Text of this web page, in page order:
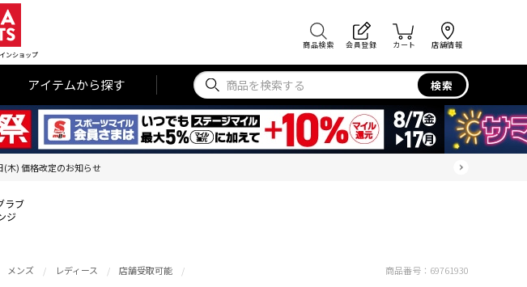
ンショップ
商品検索 会員登録 カート 店舗情報
アイテムから探す 検索
(木) 価格改定のお知らせ
ラブ
ジ
メンズ レディース 店舗受取可能 商品番号： 69761930